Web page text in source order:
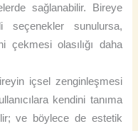
sağlanabilir. Bireye
sunulursa,
çekmesi olasılığı daha
içsel zenginleşmesi
kendini tanıma
ve böylece de estetik